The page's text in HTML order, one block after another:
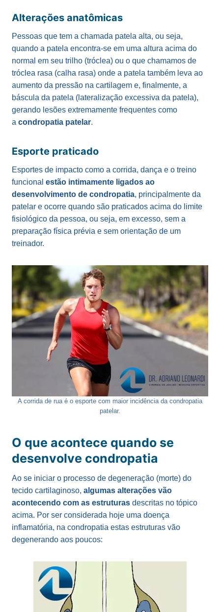
Alterações anatômicas
Pessoas que tem a chamada patela alta, ou seja,
quando a patela encontra-se em uma altura acima do
normal em seu trilho (tróclea) ou o que chamamos de
tróclea rasa (calha rasa) onde a patela também leva ao
aumento da pressão na cartilagem e, finalmente, a
báscula da patela (lateralização excessiva da patela),
gerando lesões extremamente frequentes como
a condropatia patelar.
Esporte praticado
Esportes de impacto como a corrida, dança e o treino
funcional estão intimamente ligados ao
desenvolvimento de condropatia, principalmente da
patelar e ocorre quando são praticados acima do limite
fisiológico da pessoa, ou seja, em excesso, sem a
preparação física prévia e sem orientação de um
treinador.
A corrida de rua é o esporte com maior incidência da condropatia
patelar.
O que acontece quando se
desenvolve condropatia
Ao se iniciar o processo de degeneração (morte) do
tecido cartilaginoso, algumas alterações vão
acontecendo com as estruturas descritas no tópico
acima. Por ser considerada hoje uma doença
inflamatória, na condropatia estas estruturas vão
degenerando aos poucos: